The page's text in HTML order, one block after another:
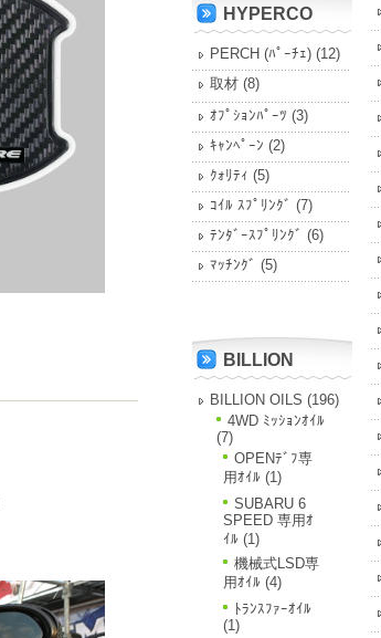
HYPERCO
PERCH (ﾊﾟｰﾁｪ) (12)
取材 (8)
ｵﾌﾟｼｮﾝﾊﾟｰﾂ (3)
ｷｬﾝﾍﾟｰﾝ (2)
ｸｫﾘﾃｨ (5)
ｺｲﾙ ｽﾌﾟﾘﾝｸﾞ (7)
ﾃﾝﾀﾞｰｽﾌﾟﾘﾝｸﾞ (6)
ﾏｯﾁﾝｸﾞ (5)
BILLION
BILLION OILS (196)
4WD ﾐｯｼｮﾝｵｲﾙ
(7)
OPENﾃﾞﾌ専
用ｵｲﾙ (1)
SUBARU 6
SPEED 専用ｵ
ｲﾙ (1)
機械式LSD専
用ｵｲﾙ (4)
ﾄﾗﾝｽﾌｧｰｵｲﾙ
(1)